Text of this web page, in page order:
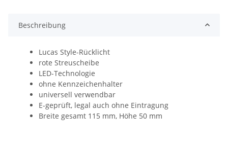
Beschreibung
Lucas Style-Rücklicht
rote Streuscheibe
LED-Technologie
ohne Kennzeichenhalter
universell verwendbar
E-geprüft, legal auch ohne Eintragung
Breite gesamt 115 mm, Höhe 50 mm